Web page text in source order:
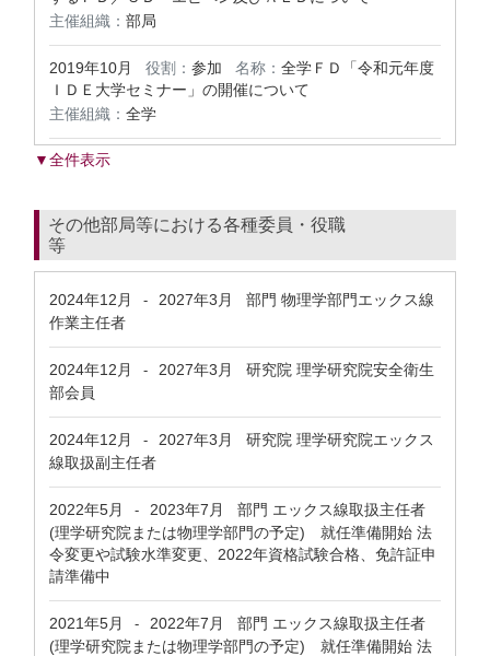
主催組織： 部局
2019年10月 役割： 参加 名称： 全学ＦＤ「令和元年度
ＩＤＥ大学セミナー」の開催について
主催組織： 全学
▼全件表示
その他部局等における各種委員・役職
等
2024年12月 - 2027年3月
部門 物理学部門エックス線
作業主任者
2024年12月 - 2027年3月
研究院 理学研究院安全衛生
部会員
2024年12月 - 2027年3月
研究院 理学研究院エックス
線取扱副主任者
2022年5月 - 2023年7月
部門 エックス線取扱主任者
(理学研究院または物理学部門の予定) 就任準備開始 法
令変更や試験水準変更、2022年資格試験合格、免許証申
請準備中
2021年5月 - 2022年7月
部門 エックス線取扱主任者
(理学研究院または物理学部門の予定) 就任準備開始 法